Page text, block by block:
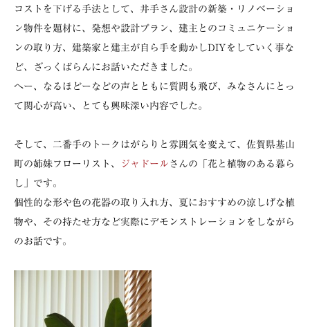
コストを下げる手法として、井手さん設計の新築・リノベーショ
ン物件を題材に、発想や設計プラン、建主とのコミュニケーショ
ンの取り方、建築家と建主が自ら手を動かしDIYをしていく事な
ど、ざっくばらんにお話いただきました。
へー、なるほどーなどの声とともに質問も飛び、みなさんにとっ
て関心が高い、とても興味深い内容でした。
そして、二番手のトークはがらりと雰囲気を変えて、佐賀県基山
町の姉妹フローリスト、
ジャドール さんの「花と植物のある暮ら
し」です。
個性的な形や色の花器の取り入れ方、夏におすすめの涼しげな植
物や、その持たせ方など実際にデモンストレーションをしながら
のお話です。